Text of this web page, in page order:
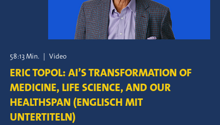
58:13 Min. Video
ERIC TOPOL: AI’S TRANSFORMATION OF
MEDICINE, LIFE SCIENCE, AND OUR
HEALTHSPAN (ENGLISCH MIT
UNTERTITELN)